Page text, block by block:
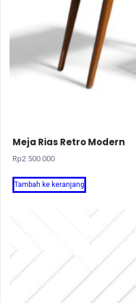
Meja Rias Retro Modern
Rp2.500.000
Tambah ke keranjang